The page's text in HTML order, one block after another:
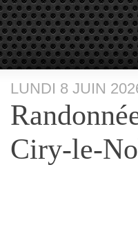
LUNDI 8 JUIN
Ciry-le-